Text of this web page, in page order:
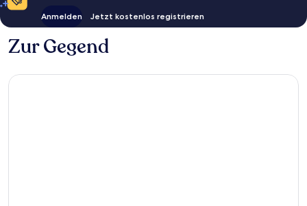
Anmelden Jetzt kostenlos registrieren
Zur Gegend